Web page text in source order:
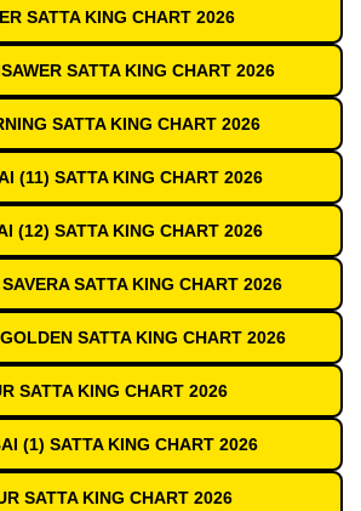
SATTA KING CHART 2026
SATTA KING CHART 2026
SATTA KING CHART 2026
(11) SATTA KING CHART 2026
(12) SATTA KING CHART 2026
SATTA KING CHART 2026
SATTA KING CHART 2026
SATTA KING CHART 2026
(1) SATTA KING CHART 2026
SATTA KING CHART 2026